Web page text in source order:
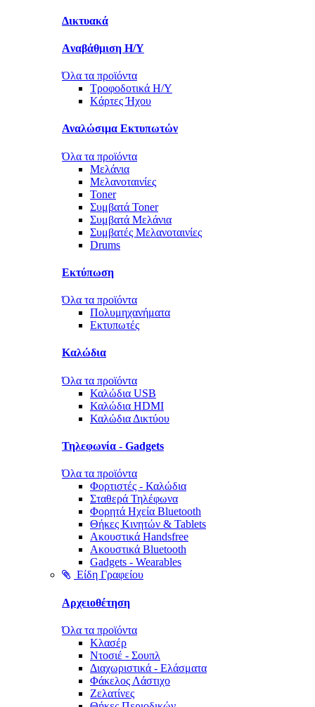
Δικτυακά
Aναβάθμιση Η/Υ
Όλα τα προϊόντα
Τροφοδοτικά Η/Υ
Kάρτες Ήχου
Αναλώσιμα Εκτυπωτών
Όλα τα προϊόντα
Μελάνια
Μελανοταινίες
Toner
Συμβατά Toner
Συμβατά Μελάνια
Συμβατές Μελανοταινίες
Drums
Εκτύπωση
Όλα τα προϊόντα
Πολυμηχανήματα
Εκτυπωτές
Καλώδια
Όλα τα προϊόντα
Καλώδια USB
Καλώδια HDMI
Καλώδια Δικτύου
Τηλεφωνία - Gadgets
Όλα τα προϊόντα
Φορτιστές - Καλώδια
Σταθερά Τηλέφωνα
Φορητά Ηχεία Bluetooth
Θήκες Κινητών & Tablets
Ακουστικά Handsfree
Ακουστικά Bluetooth
Gadgets - Wearables
Είδη Γραφείου
Αρχειοθέτηση
Όλα τα προϊόντα
Κλασέρ
Ντοσιέ - Σουπλ
Διαχωριστικά - Ελάσματα
Φάκελος Λάστιχο
Ζελατίνες